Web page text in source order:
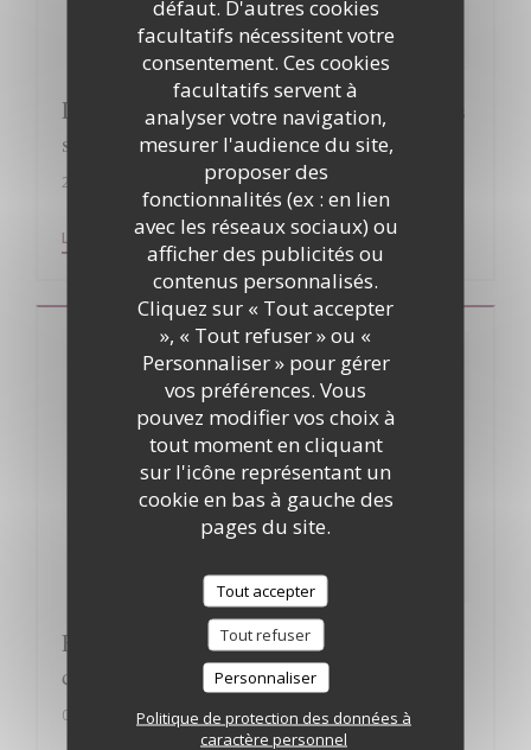
défaut. D'autres cookies
facultatifs nécessitent votre
consentement. Ces cookies
facultatifs servent à
analyser votre navigation,
mesurer l'audience du site,
proposer des
fonctionnalités (ex : en lien
avec les réseaux sociaux) ou
afficher des publicités ou
contenus personnalisés.
Cliquez sur « Tout accepter
», « Tout refuser » ou «
Personnaliser » pour gérer
vos préférences. Vous
pouvez modifier vos choix à
tout moment en cliquant
sur l'icône représentant un
cookie en bas à gauche des
pages du site.
Tout accepter
Tout refuser
Personnaliser
Politique de protection des données à
caractère personnel
Le Patriote : L'art du bistrot dans son plus
simple appareil
20/08/2021
LIRE L'ARTICLE((OUVRE UNE NOUVELLE FENÊTRE))
VOIR L'ARTICLE((OUVRE UNE NOUVELLE FENÊTRE))
Flash Matin : Un RDV gourmand au cœur
du Beaujolais
01/01/2020